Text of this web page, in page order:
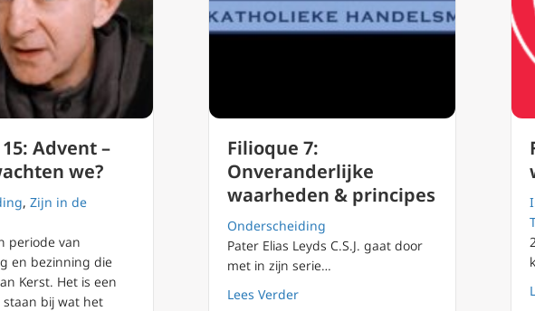
Advent –
we?
, Zijn in de
periode van
en bezinning die
Kerst. Het is een
bij wat het
Filioque 7:
Onveranderlijke
waarheden & principes
Onderscheiding
Pater Elias Leyds C.S.J. gaat door
met in zijn serie…
Lees Verderabout Filioque 7: Onveranderlijke